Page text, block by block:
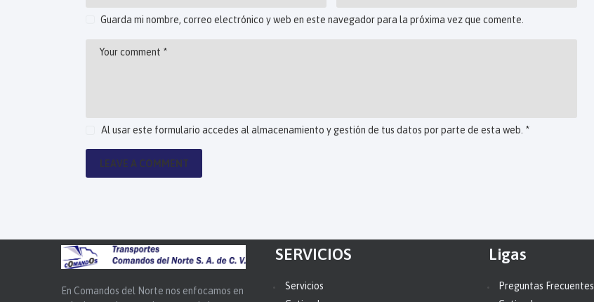
Guarda mi nombre, correo electrónico y web en este navegador para la próxima vez que comente.
Al usar este formulario accedes al almacenamiento y gestión de tus datos por parte de esta web. *
En Comandos del Norte nos enfocamos en
SERVICIOS
Servicios
Ligas
Preguntas Frecuentes